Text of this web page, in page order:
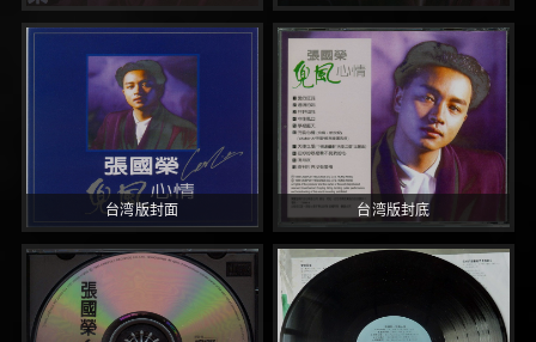
台湾版封面 台湾版封底